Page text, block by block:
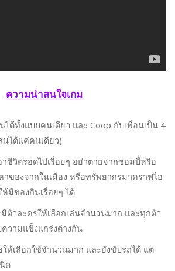
ความน่าสนใจเกม
ได้ทั้งแบบคนเดียว และ Coop กับเพื่อนเป็น 4
นได้แค่คนเดียว)
าชีวิตรอดไปเรื่อยๆ อย่าตายจากซอมบี้หรือ
าของจากในเมือง หรือทรัพยากรมาคราฟไอ
มีของกินเรื่อยๆ ได้
มีตัวละครให้เลือกเล่นจำนวนมาก และทุกตัว
วามแข็งแกร่งต่างกัน
ให้เลือกใช้จำนวนมาก และยังขับรถได้ แต่
ด